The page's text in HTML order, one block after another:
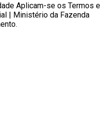
Aplicam-se os Termos e
| Ministério da Fazenda